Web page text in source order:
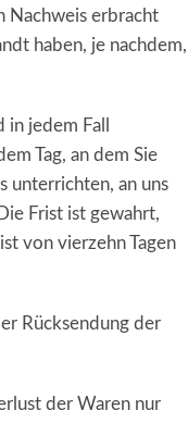
Nachweis erbracht
haben, je nachdem,
jedem Fall
Tag, an dem Sie
unterrichten, an uns
Frist ist gewahrt,
von vierzehn Tagen
Rücksendung der
der Waren nur